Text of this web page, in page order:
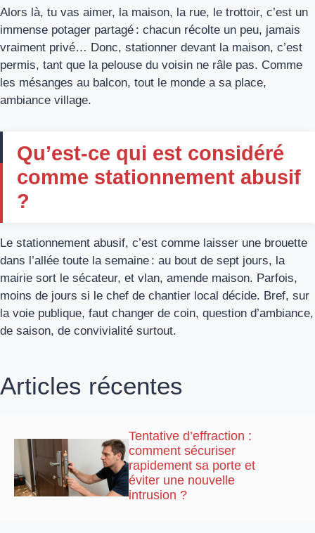
Alors là, tu vas aimer, la maison, la rue, le trottoir, c’est un
immense potager partagé : chacun récolte un peu, jamais
vraiment privé… Donc, stationner devant la maison, c’est
permis, tant que la pelouse du voisin ne râle pas. Comme
les mésanges au balcon, tout le monde a sa place,
ambiance village.
Qu’est-ce qui est considéré
comme stationnement abusif
?
Le stationnement abusif, c’est comme laisser une brouette
dans l’allée toute la semaine : au bout de sept jours, la
mairie sort le sécateur, et vlan, amende maison. Parfois,
moins de jours si le chef de chantier local décide. Bref, sur
la voie publique, faut changer de coin, question d’ambiance,
de saison, de convivialité surtout.
Articles récentes
Tentative d’effraction :
comment sécuriser
rapidement sa porte et
éviter une nouvelle
intrusion ?